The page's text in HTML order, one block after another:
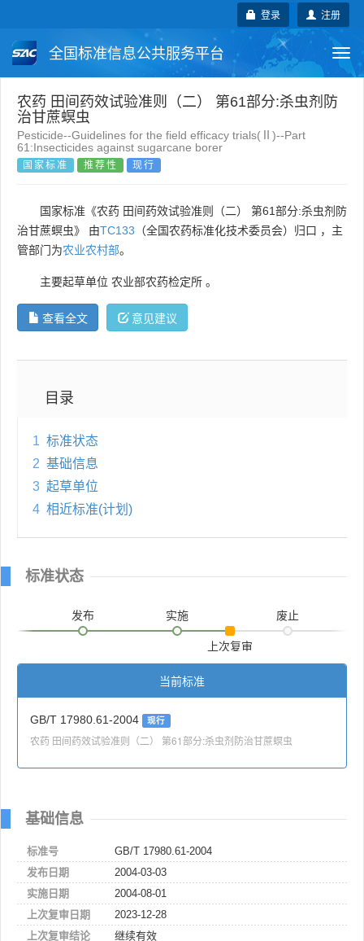
注册
登录
全国标准信息公共服务平台
国家标准 行业标准 地方标准
团体标准 企业标准 国际标准
农药 田间药效试验准则（二） 第61部分:杀虫剂防
治甘蔗螟虫
Pesticide--Guidelines for the field efficacy trials(Ⅱ)--Part
61:Insecticides against sugarcane borer
国家标准 推荐性 现行
国家标准《农药 田间药效试验准则（二） 第61部分:杀虫剂防
治甘蔗螟虫》 由TC133 （全国农药标准化技术委员会）归口 ，主
管部门为农业农村部。
主要起草单位 农业部农药检定所 。
查看全文 意见建议
目录
1 标准状态
2 基础信息
3 起草单位
4 相近标准(计划)
标准状态
发布 实施
上次复审
废止
当前标准
GB/T 17980.61-2004 现行
农药 田间药效试验准则（二） 第61部分:杀虫剂防治甘蔗螟虫
基础信息
标准号
GB/T 17980.61-2004
发布日期
2004-03-03
实施日期
2004-08-01
上次复审日期
2023-12-28
上次复审结论
继续有效